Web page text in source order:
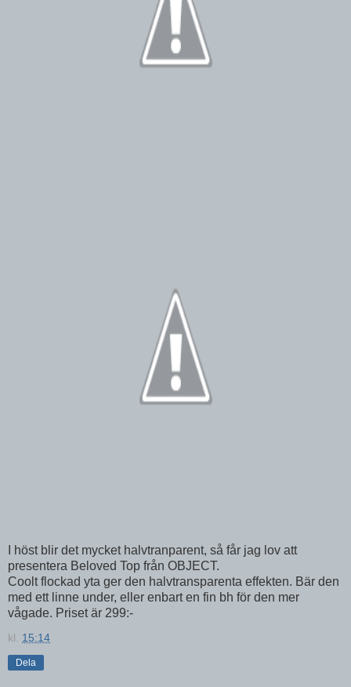
I höst blir det mycket halvtranparent, så får jag lov att
presentera Beloved Top från OBJECT.
Coolt flockad yta ger den halvtransparenta effekten. Bär den
med ett linne under, eller enbart en fin bh för den mer
vågade. Priset är 299:-
kl. 15:14
Dela